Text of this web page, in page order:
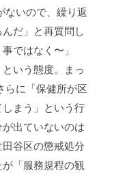
ないので、繰り返
だ」と再質問し
ではなく〜」
いう態度。まっ
らに「保健所が区
まう」という行
出ていないのは
谷区の懲戒処分
「服務規程の観